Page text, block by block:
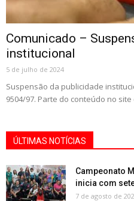
Comunicado –
institucional
5 de julho de 2024
Suspensão da publicidade
9504/97. Parte do conteúdo no
ÚLTIMAS NOTÍCIAS
Campeonato
inicia com
7 de agosto de